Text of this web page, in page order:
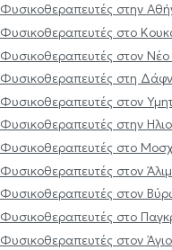
Φυσικοθεραπευτές στην
Φυσικοθεραπευτές στο
Φυσικοθεραπευτές στον
Φυσικοθεραπευτές στη
Φυσικοθεραπευτές στον
Φυσικοθεραπευτές στην
Φυσικοθεραπευτές στο
Φυσικοθεραπευτές στον
Φυσικοθεραπευτές στον
Φυσικοθεραπευτές στο
Φυσικοθεραπευτές στον